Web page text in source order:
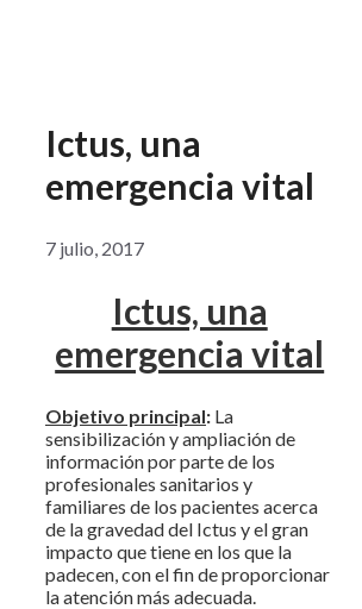
Ictus, una
emergencia vital
7 julio, 2017
Ictus, una
emergencia vital
Objetivo principal: La
sensibilización y ampliación de
información por parte de los
profesionales sanitarios y
familiares de los pacientes acerca
de la gravedad del Ictus y el gran
impacto que tiene en los que la
padecen, con el fin de proporcionar
la atención más adecuada.